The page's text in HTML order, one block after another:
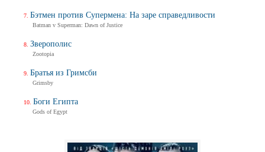
Бэтмен против Супермена: На заре справедливости
Batman v Superman: Dawn of Justice
Зверополис
Zootopia
Братья из Гримсби
Grimsby
Боги Египта
Gods of Egypt